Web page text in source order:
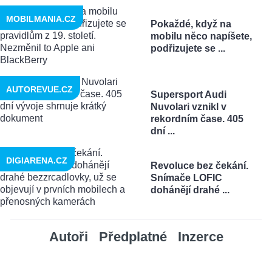
Pokaždé, když na
mobilu něco napíšete,
podřizujete se ...
MOBILMANIA.CZ
Supersport Audi
Nuvolari vznikl v
rekordním čase. 405
dní ...
AUTOREVUE.CZ
Revoluce bez čekání.
Snímače LOFIC
dohánějí drahé ...
DIGIARENA.CZ
Autoři Předplatné Inzerce